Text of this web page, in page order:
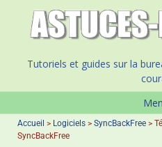
Tutoriels et guides sur la
Accueil > Logiciels > SyncBackFree >
SyncBackFree